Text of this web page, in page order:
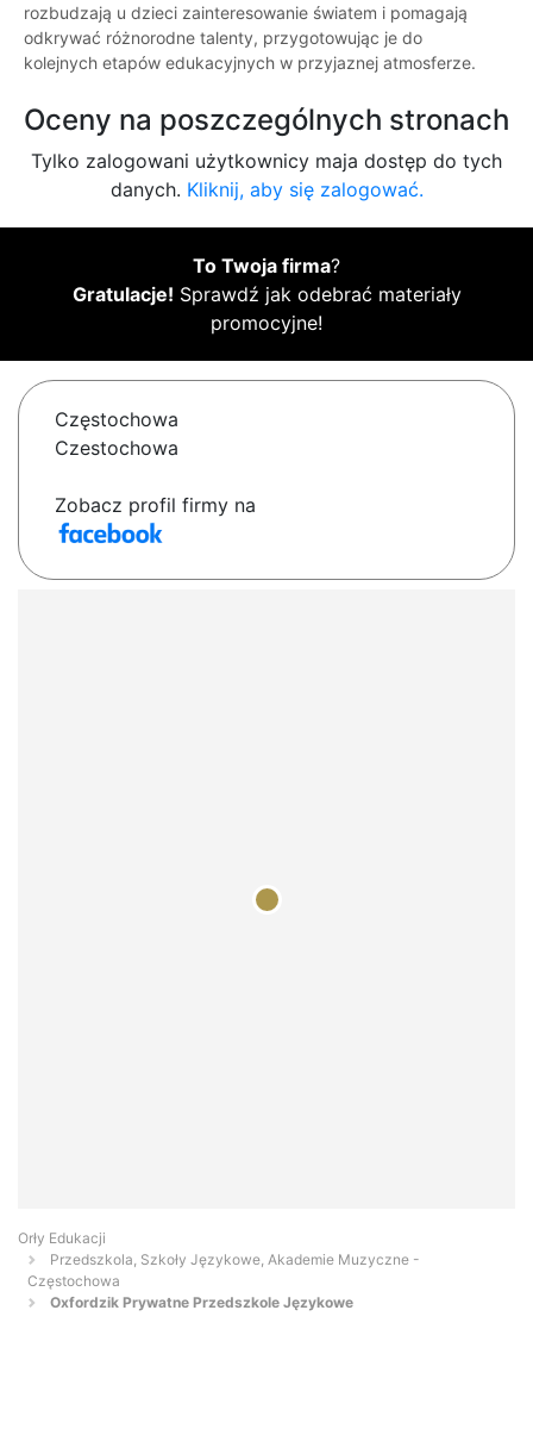
rozbudzają u dzieci zainteresowanie światem i pomagają
odkrywać różnorodne talenty, przygotowując je do
kolejnych etapów edukacyjnych w przyjaznej atmosferze.
Oceny na poszczególnych stronach
Tylko zalogowani użytkownicy maja dostęp do tych
danych. Kliknij, aby się zalogować.
To Twoja firma?
Gratulacje! Sprawdź jak odebrać materiały
promocyjne!
Częstochowa
Czestochowa
Zobacz profil firmy na
Orły Edukacji
Przedszkola, Szkoły Językowe, Akademie Muzyczne -
Częstochowa
Oxfordzik Prywatne Przedszkole Językowe